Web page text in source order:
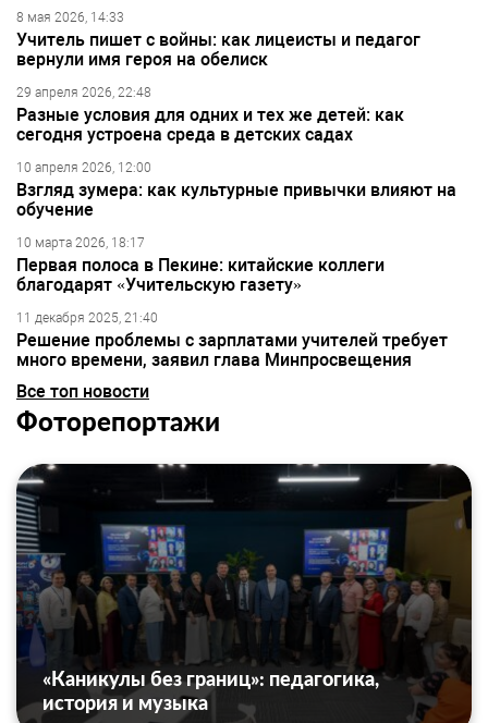
8 мая 2026, 14:33
Учитель пишет с войны: как лицеисты и педагог
вернули имя героя на обелиск
29 апреля 2026, 22:48
Разные условия для одних и тех же детей: как
сегодня устроена среда в детских садах
10 апреля 2026, 12:00
Взгляд зумера: как культурные привычки влияют на
обучение
10 марта 2026, 18:17
Первая полоса в Пекине: китайские коллеги
благодарят «Учительскую газету»
11 декабря 2025, 21:40
Решение проблемы с зарплатами учителей требует
много времени, заявил глава Минпросвещения
Все топ новости
Фоторепортажи
«Каникулы без границ»: педагогика,
история и музыка